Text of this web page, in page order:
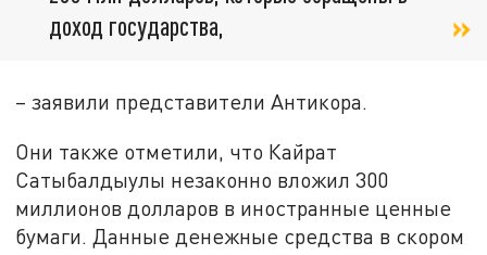
доход государства,
– заявили представители Антикора.
Они также отметили, что Кайрат
Сатыбалдыулы незаконно вложил 300
миллионов долларов в иностранные ценные
бумаги. Данные денежные средства в скором